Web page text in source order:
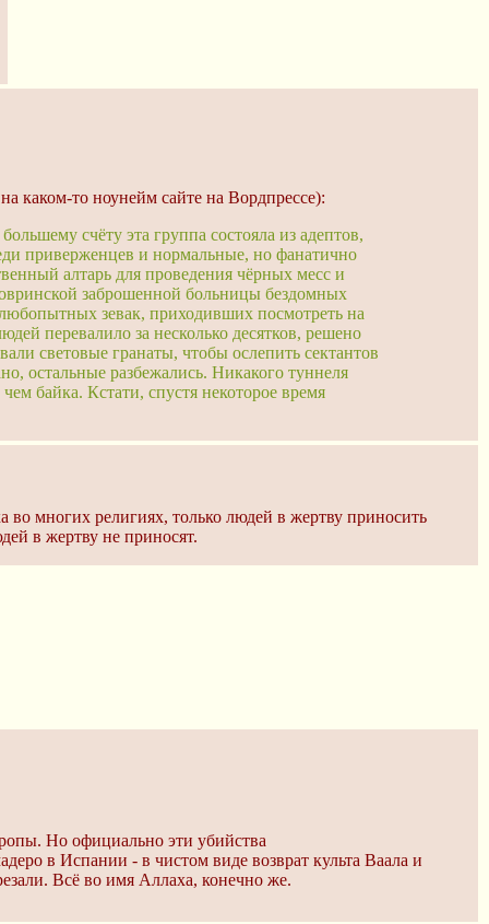
каком-то ноунейм сайте на Вордпрессе):
счёту эта группа состояла из адептов,
приверженцев и нормальные, но фанатично
алтарь для проведения чёрных месс и
заброшенной больницы бездомных
зевак, приходивших посмотреть на
перевалило за несколько десятков, решено
световые гранаты, чтобы ослепить сектантов
остальные разбежались. Никакого туннеля
байка. Кстати, спустя некоторое время
многих религиях, только людей в жертву приносить
в жертву не приносят.
Но официально эти убийства
в Испании - в чистом виде возврат культа Ваала и
Всё во имя Аллаха, конечно же.